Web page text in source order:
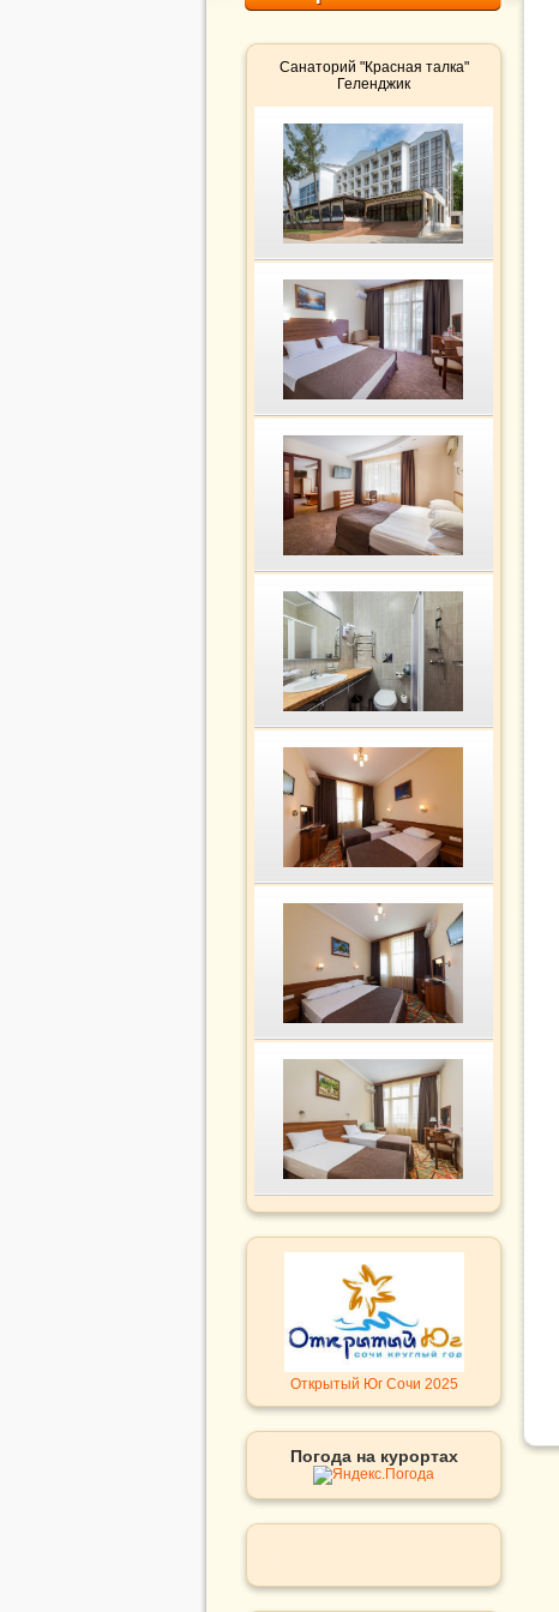
Санаторий "Красная талка"
Геленджик
Открытый Юг Сочи 2025
Погода на курортах